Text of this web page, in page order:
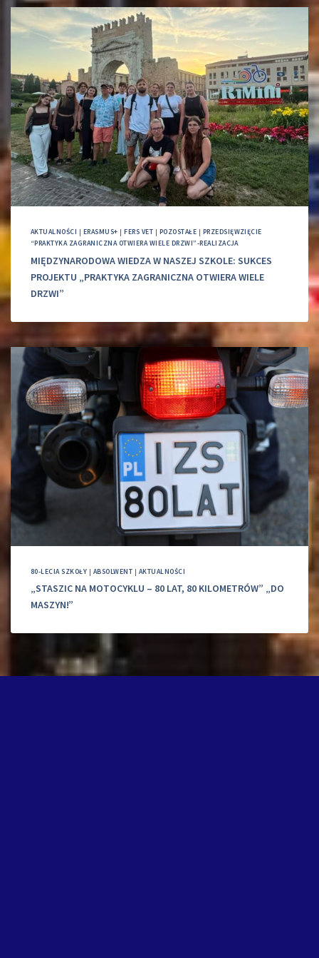
AKTUALNOŚCI | ERASMUS+ |FERS VET | POZOSTAŁE | PRZEDSIĘWZIĘCIE
“PRAKTYKA ZAGRANICZNA OTWIERA WIELE DRZWI”-REALIZACJA
MIĘDZYNARODOWA WIEDZA W NASZEJ SZKOLE: SUKCES
PROJEKTU „PRAKTYKA ZAGRANICZNA OTWIERA WIELE
DRZWI”
80-LECIA SZKOŁY | ABSOLWENT | AKTUALNOŚCI
„STASZIC NA MOTOCYKLU – 80 LAT, 80 KILOMETRÓW” „DO
MASZYN!”